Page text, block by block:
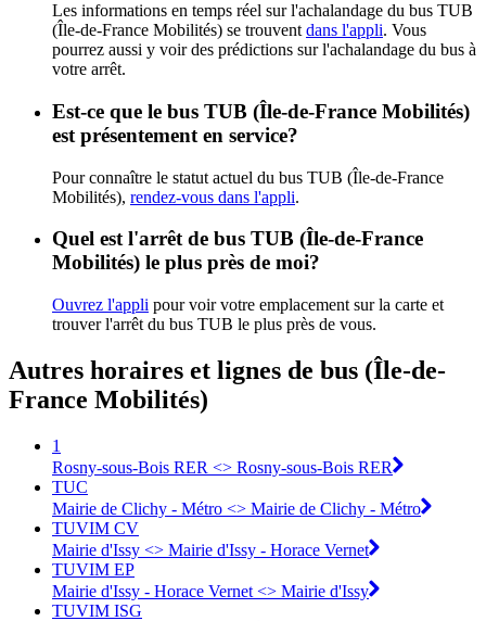
Les informations en temps réel sur l'achalandage du bus TUB
(Île-de-France Mobilités) se trouvent dans l'appli. Vous
pourrez aussi y voir des prédictions sur l'achalandage du bus à
votre arrêt.
Est-ce que le bus TUB (Île-de-France Mobilités)
est présentement en service?
Pour connaître le statut actuel du bus TUB (Île-de-France
Mobilités), rendez-vous dans l'appli.
Quel est l'arrêt de bus TUB (Île-de-France
Mobilités) le plus près de moi?
Ouvrez l'appli pour voir votre emplacement sur la carte et
trouver l'arrêt du bus TUB le plus près de vous.
Autres horaires et lignes de bus (Île-de-
France Mobilités)
1
Rosny-sous-Bois RER <> Rosny-sous-Bois RER
TUC
Mairie de Clichy - Métro <> Mairie de Clichy - Métro
TUVIM CV
Mairie d'Issy <> Mairie d'Issy - Horace Vernet
TUVIM EP
Mairie d'Issy - Horace Vernet <> Mairie d'Issy
TUVIM ISG